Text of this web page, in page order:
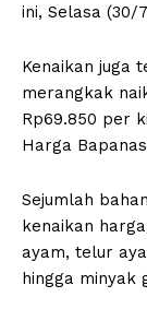
ini, Selasa (30/
Kenaikan juga
merangkak
Rp69.850 per
Harga
Sejumlah
kenaikan
ayam, telur
hingga minyak